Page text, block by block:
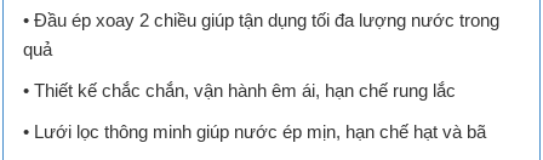
• Đầu ép xoay 2 chiều giúp tận dụng tối đa lượng nước trong
quả
• Thiết kế chắc chắn, vận hành êm ái, hạn chế rung lắc
• Lưới lọc thông minh giúp nước ép mịn, hạn chế hạt và bã